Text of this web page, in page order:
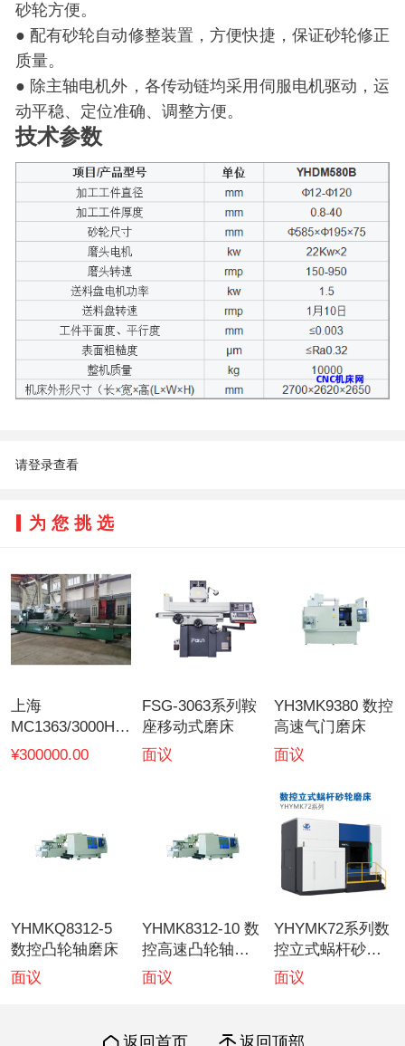
砂轮方便。
● 配有砂轮自动修整装置，方便快捷，保证砂轮修正
质量。
● 除主轴电机外，各传动链均采用伺服电机驱动，运
动平稳、定位准确、调整方便。
技术参数
请登录查看
为您挑选
上海
MC1363/3000H外
圆磨床
¥300000.00
FSG-3063系列鞍
座移动式磨床
面议
YH3MK9380 数控
高速气门磨床
面议
YHMKQ8312-5
数控凸轮轴磨床
面议
YHMK8312-10 数
控高速凸轮轴磨
床
面议
YHYMK72系列数
控立式蜗杆砂轮
磨床
面议